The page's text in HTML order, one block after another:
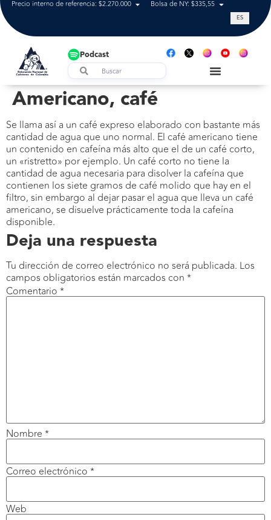
Precio interno de referencia: $2.270.000 Bolsa de NY: $335,55 Tasa de
ES
Podcast
Americano, café
Se llama así a un café expreso elaborado con bastante más
cantidad de agua que uno normal. El café americano tiene
un contenido en cafeína más alto que el de un café corto,
un «ristretto» por ejemplo. Un café corto no tiene la
cantidad de agua necesaria para disolver la cafeína que
contienen los siete gramos de café molido que hay en el
filtro, sin embargo al dejar pasar el agua que lleva un café
americano, se disuelve prácticamente toda la cafeína
disponible.
Deja una respuesta
Tu dirección de correo electrónico no será publicada. Los
campos obligatorios están marcados con *
Comentario *
Nombre *
Correo electrónico *
Web